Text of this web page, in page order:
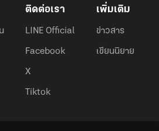
ติดต่อเรา
LINE Official
Facebook
X
Tiktok
เพิ่มเติม
ข่าวสาร
เขียนนิยาย